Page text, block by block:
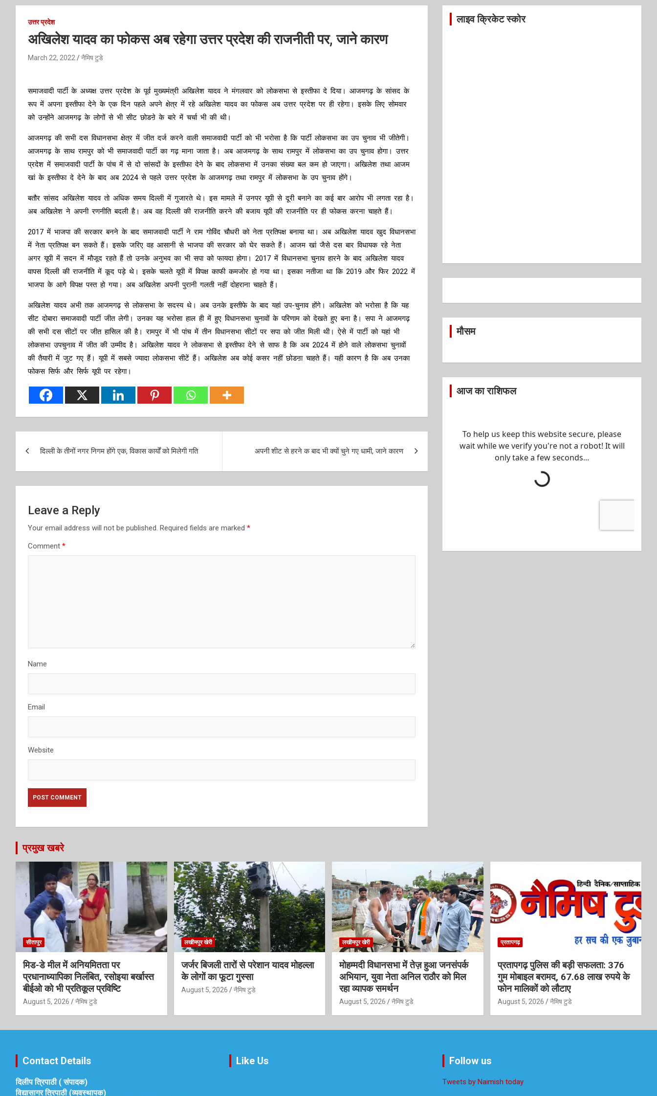
उत्तर प्रदेश
अखिलेश यादव का फोकस अब रहेगा उत्तर प्रदेश की राजनीती पर, जाने कारण
March 22, 2022 नैमिष टुडे
समाजवादी पार्टी के अध्यक्ष उत्तर प्रदेश के पूर्व मुख्यमंत्री अखिलेश यादव ने मंगलवार को लोकसभा से इस्तीफा दे दिया। आजमगढ़ के सांसद के
रूप में अपना इस्तीफा देने के एक दिन पहले अपने क्षेत्र में रहे अखिलेश यादव का फोकस अब उत्तर प्रदेश पर ही रहेगा। इसके लिए सोमवार
को उन्होंने आजमगढ़ के लोगों से भी सीट छोडऩे के बारे में चर्चा भी की थी।
आजमगढ़ की सभी दस विधानसभा क्षेत्र में जीत दर्ज करने वाली समाजवादी पार्टी को भी भरोसा है कि पार्टी लोकसभा का उप चुनाव भी जीतेगी।
आजमगढ़ के साथ रामपुर को भी समाजवादी पार्टी का गढ़ माना जाता है। अब आजमगढ़ के साथ रामपुर में लोकसभा का उप चुनाव होगा। उत्तर
प्रदेश में समाजवादी पार्टी के पांच में से दो सांसदों के इस्तीफा देने के बाद लोकसभा में उनका संख्या बल कम हो जाएगा। अखिलेश तथा आजम
खां के इस्तीफा दे देने के बाद अब 2024 से पहले उत्तर प्रदेश के आजमगढ़ तथा रामपुर में लोकसभा के उप चुनाव होंगे।
बतौर सांसद अखिलेश यादव तो अधिक समय दिल्ली में गुजारते थे। इस मामले में उनपर यूपी से दूरी बनाने का कई बार आरोप भी लगता रहा है।
अब अखिलेश ने अपनी रणनीति बदली है। अब वह दिल्ली की राजनीति करने की बजाय यूपी की राजनीति पर ही फोकस करना चाहते हैं।
2017 में भाजपा की सरकार बनने के बाद समाजवादी पार्टी ने राम गोविंद चौधरी को नेता प्रतिपक्ष बनाया था। अब अखिलेश यादव खुद विधानसभा
में नेता प्रतिपक्ष बन सकते हैं। इसके जरिए वह आसानी से भाजपा की सरकार को घेर सकते हैं। आजम खां जैसे दस बार विधायक रहे नेता
अगर यूपी में सदन में मौजूद रहते हैं तो उनके अनुभव का भी सपा को फायदा होगा। 2017 में विधानसभा चुनाव हारने के बाद अखिलेश यादव
वापस दिल्ली की राजनीति में कूद पड़े थे। इसके चलते यूपी में विपक्ष काफी कमजोर हो गया था। इसका नतीजा था कि 2019 और फिर 2022 में
भाजपा के आगे विपक्ष पस्त हो गया। अब अखिलेश अपनी पुरानी गलती नहीं दोहराना चाहते हैं।
अखिलेश यादव अभी तक आजमगढ़ से लोकसभा के सदस्य थे। अब उनके इस्तीफे के बाद यहां उप-चुनाव होंगे। अखिलेश को भरोसा है कि यह
सीट दोबारा समाजवादी पार्टी जीत लेगी। उनका यह भरोसा हाल ही में हुए विधानसभा चुनावों के परिणाम को देखते हुए बना है। सपा ने आजमगढ़
की सभी दस सीटों पर जीत हासिल की है। रामपुर में भी पांच में तीन विधानसभा सीटों पर सपा को जीत मिली थी। ऐसे में पार्टी को यहां भी
लोकसभा उपचुनाव में जीत की उम्मीद है। अखिलेश यादव ने लोकसभा से इस्तीफा देने से साफ है कि अब 2024 में होने वाले लोकसभा चुनावों
की तैयारी में जुट गए हैं। यूपी में सबसे ज्यादा लोकसभा सीटें हैं। अखिलेश अब कोई कसर नहीं छोडऩा चाहते हैं। यही कारण है कि अब उनका
फोकस सिर्फ और सिर्फ यूपी पर रहेगा।
दिल्ली के तीनों नगर निगम होंगे एक, विकास कार्यों को मिलेगी गति अपनी शीट से हरने क बाद भी क्यों चुने गए धामी, जाने कारण
Leave a Reply
Your email address will not be published. Required fields are marked *
Comment *
Name
Email
Website
लाइव क्रिकेट स्कोर
मौसम
आज का राशिफल
प्रमुख खबरे
सीतापुर
मिड-डे मील में अनियमितता पर
प्रधानाध्यापिका निलंबित, रसोइया बर्खास्त
बीईओ को भी प्रतिकूल प्रविष्टि
August 5, 2026 नैमिष टुडे
लखीमपुर खेरी
जर्जर बिजली तारों से परेशान यादव मोहल्ला
के लोगों का फूटा गुस्सा
August 5, 2026 नैमिष टुडे
लखीमपुर खेरी
मोहम्मदी विधानसभा में तेज़ हुआ जनसंपर्क
अभियान, युवा नेता अनिल राठौर को मिल
रहा व्यापक समर्थन
August 5, 2026 नैमिष टुडे
प्रतापगढ़
प्रतापगढ़ पुलिस की बड़ी सफलता: 376
गुम मोबाइल बरामद, 67.68 लाख रुपये के
फोन मालिकों को लौटाए
August 5, 2026 नैमिष टुडे
Contact Details
दिलीप त्रिपाठी ( संपादक)
विद्यासागर त्रिपाठी (व्यवस्थापक)
Like Us Follow us
Tweets by Naimish today